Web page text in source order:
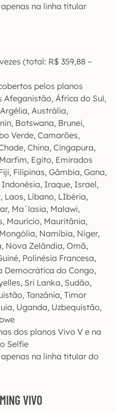
na linha titular
(total: R$ 359,88 –
pelos planos
Afeganistão, África do Sul,
Austrália,
Botswana, Brunei,
Verde, Camarões,
China, Cingapura,
Egito, Emirados
Filipinas, Gâmbia, Gana,
Iraque, Israel,
Laos, Líbano, LIbéria,
Ma´lasia, Malawi,
Maurício, Mauritânia,
Namíbia, Níger,
Nova Zelândia, Omã,
Polinésia Francesa,
Democrática do Congo,
Sri Lanka, Sudão,
Tanzânia, Timor
Uganda, Uzbequistão,
dos planos Vivo V e na
Selfie
na linha titular do
VIVO